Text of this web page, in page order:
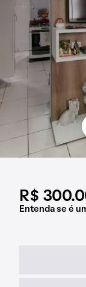
R$
Entenda se é